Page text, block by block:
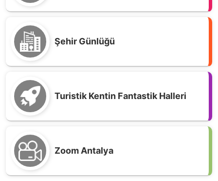
Şehir Günlüğü
Turistik Kentin Fantastik Halleri
Zoom Antalya
Mezarlıklar Müdürlüğüne Dilekçe; Gerçekten
ölüleri bir daha öldürmek nasıl bir şeydir,
açıklar mısınız